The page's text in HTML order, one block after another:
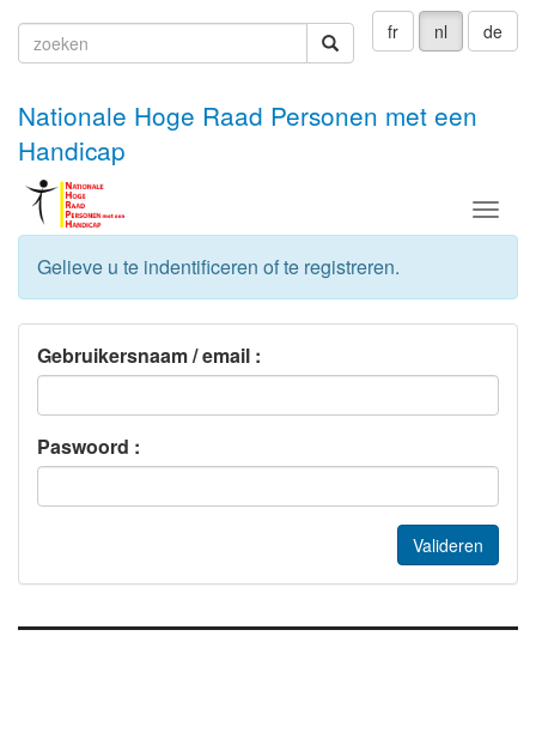
fr nl de
zoeken
Nationale Hoge Raad Personen met een
Handicap
Menu
Gelieve u te indentificeren of te registreren.
Gebruikersnaam / email :
Paswoord :